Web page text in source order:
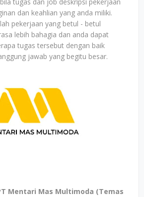
dan keahlian yang anda miliki.
pekerjaan yang betul - betul
lebih bahagia dan anda dapat
tugas tersebut dengan baik
jawab yang begitu besar.
Mentari Mas Multimoda (Temas